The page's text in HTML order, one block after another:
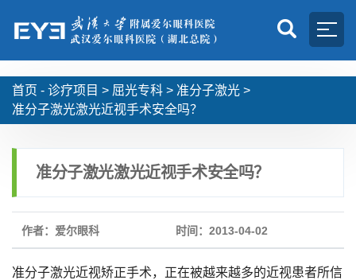
首页 - 诊疗项目 > 屈光专科 > 准分子激光 >
准分子激光激光近视手术安全吗？
准分子激光激光近视手术安全吗？
作者：爱尔眼科 时间：2013-04-02
准分子激光近视矫正手术，正在被越来越多的近视患者所信